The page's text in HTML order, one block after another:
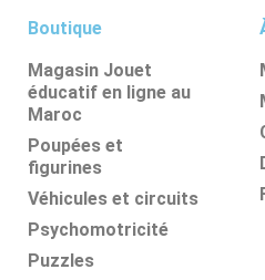
Boutique
Magasin Jouet
éducatif en ligne au
Maroc
Poupées et
figurines
Véhicules et circuits
Psychomotricité
Puzzles